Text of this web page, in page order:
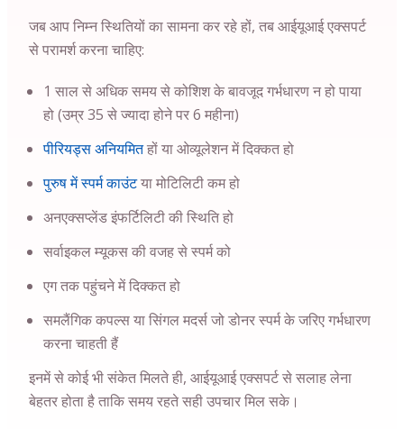
जब आप निम्न स्थितियों का सामना कर रहे हों, तब आईयूआई एक्सपर्ट
से परामर्श करना चाहिए:
1 साल से अधिक समय से कोशिश के बावजूद गर्भधारण न हो पाया
हो (उम्र 35 से ज्यादा होने पर 6 महीना)
पीरियड्स अनियमितहों या ओव्यूलेशन में दिक्कत हो
पुरुष में स्पर्म काउंटया मोटिलिटी कम हो
अनएक्सप्लेंड इंफर्टिलिटी की स्थिति हो
सर्वाइकल म्यूकस की वजह से स्पर्म को
एग तक पहुंचने में दिक्कत हो
समलैंगिक कपल्स या सिंगल मदर्स जो डोनर स्पर्म के जरिए गर्भधारण
करना चाहती हैं
इनमें से कोई भी संकेत मिलते ही, आईयूआई एक्सपर्ट से सलाह लेना
बेहतर होता है ताकि समय रहते सही उपचार मिल सके।